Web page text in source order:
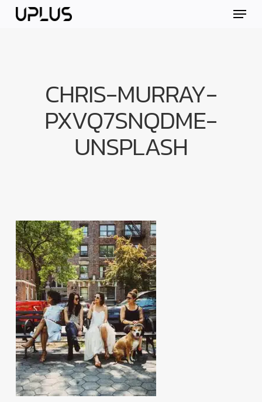
Skip Menu
CHRIS-MURRAY-
PXVQ7SNQDME-
UNSPLASH